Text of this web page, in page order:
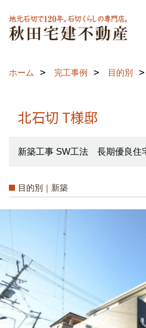
ホーム 完工事例 目的別
北石切 T様邸
新築工事 SW工法 長期優良
目的別｜新築